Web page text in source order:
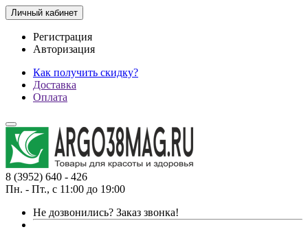
Личный кабинет
Регистрация
Авторизация
Как получить скидку?
Доставка
Оплата
8 (3952) 640 - 426
Пн. - Пт., с 11:00 до 19:00
Не дозвонились? Заказ звонка!